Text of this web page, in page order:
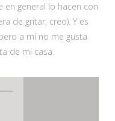
en general lo hacen con
de gritar, creo). Y es
a mí no me gusta
de mi casa.